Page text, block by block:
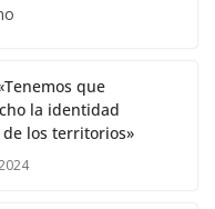
que
la identidad
los territorios»